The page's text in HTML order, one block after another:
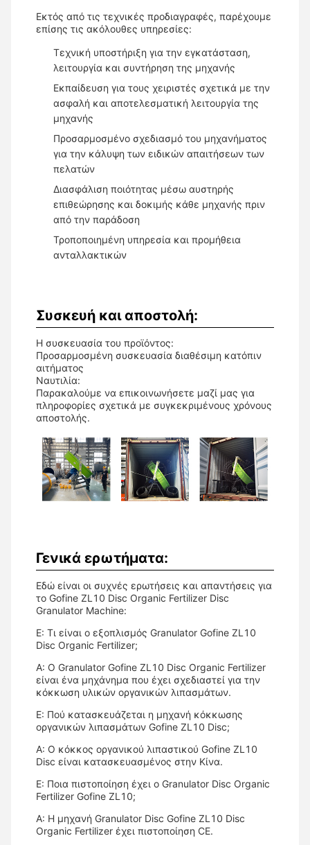
Εκτός από τις τεχνικές προδιαγραφές, παρέχουμε
επίσης τις ακόλουθες υπηρεσίες:
Τεχνική υποστήριξη για την εγκατάσταση,
λειτουργία και συντήρηση της μηχανής
Εκπαίδευση για τους χειριστές σχετικά με την
ασφαλή και αποτελεσματική λειτουργία της
μηχανής
Προσαρμοσμένο σχεδιασμό του μηχανήματος
για την κάλυψη των ειδικών απαιτήσεων των
πελατών
Διασφάλιση ποιότητας μέσω αυστηρής
επιθεώρησης και δοκιμής κάθε μηχανής πριν
από την παράδοση
Τροποποιημένη υπηρεσία και προμήθεια
ανταλλακτικών
Συσκευή και αποστολή:
Η συσκευασία του προϊόντος:
Προσαρμοσμένη συσκευασία διαθέσιμη κατόπιν
αιτήματος
Ναυτιλία:
Παρακαλούμε να επικοινωνήσετε μαζί μας για
πληροφορίες σχετικά με συγκεκριμένους χρόνους
αποστολής.
Γενικά ερωτήματα:
Εδώ είναι οι συχνές ερωτήσεις και απαντήσεις για
το Gofine ZL10 Disc Organic Fertilizer Disc
Granulator Machine:
Ε: Τι είναι ο εξοπλισμός Granulator Gofine ZL10
Disc Organic Fertilizer;
Α: Ο Granulator Gofine ZL10 Disc Organic Fertilizer
είναι ένα μηχάνημα που έχει σχεδιαστεί για την
κόκκωση υλικών οργανικών λιπασμάτων.
Ε: Πού κατασκευάζεται η μηχανή κόκκωσης
οργανικών λιπασμάτων Gofine ZL10 Disc;
Α: Ο κόκκος οργανικού λιπαστικού Gofine ZL10
Disc είναι κατασκευασμένος στην Κίνα.
Ε: Ποια πιστοποίηση έχει ο Granulator Disc Organic
Fertilizer Gofine ZL10;
Α: Η μηχανή Granulator Disc Gofine ZL10 Disc
Organic Fertilizer έχει πιστοποίηση CE.